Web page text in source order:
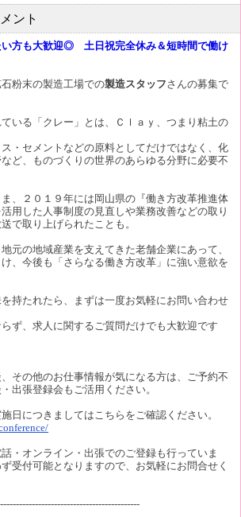
ント
い方も大歓迎◎ 土日祝完全休み＆短時間で働け
粉末の製造工場での製造スタッフさんの募集で
いる「クレー」とは、Ｃｌａｙ、つまり粘土の
・セメントなどの原料としてだけではなく、化
ど、ものづくりの世界のあらゆる分野に必要不
、２０１９年には岡山県の『働き方改革推進体
用した人事制度の見直しや業務改善などの取り
で取り上げられたことも。
元の地域産業を支えてきた老舗企業にあって、
、今後も「さらなる働き方改革」に強い意欲を
持たれたら、まずは一度お気軽にお問い合わせ
ず、求人に関するご質問だけでも大歓迎です
その他のお仕事情報が気になる方は、ご予約不
出張登録会もご活用ください。
日につきましてはこちらをご確認ください。
・オンライン・出張でのご登録も行っていま
受付可能となりますので、お気軽にお問合せく